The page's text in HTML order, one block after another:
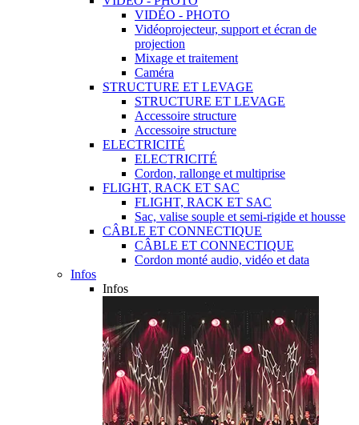
VIDÉO - PHOTO
Vidéoprojecteur, support et écran de
projection
Mixage et traitement
Caméra
STRUCTURE ET LEVAGE
STRUCTURE ET LEVAGE
Accessoire structure
Accessoire structure
ELECTRICITÉ
ELECTRICITÉ
Cordon, rallonge et multiprise
FLIGHT, RACK ET SAC
FLIGHT, RACK ET SAC
Sac, valise souple et semi-rigide et housse
CÂBLE ET CONNECTIQUE
CÂBLE ET CONNECTIQUE
Cordon monté audio, vidéo et data
Infos
Infos